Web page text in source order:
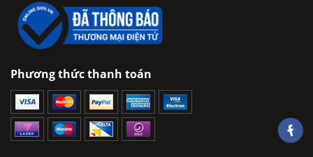
Phương thức thanh toán